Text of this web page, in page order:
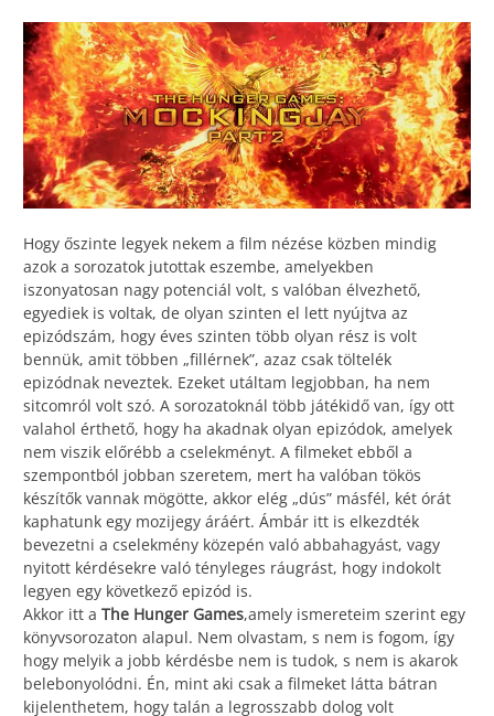
Hogy őszinte legyek nekem a film nézése közben mindig
azok a sorozatok jutottak eszembe, amelyekben
iszonyatosan nagy potenciál volt, s valóban élvezhető,
egyediek is voltak, de olyan szinten el lett nyújtva az
epizódszám, hogy éves szinten több olyan rész is volt
bennük, amit többen „fillérnek”, azaz csak töltelék
epizódnak neveztek. Ezeket utáltam legjobban, ha nem
sitcomról volt szó. A sorozatoknál több játékidő van, így ott
valahol érthető, hogy ha akadnak olyan epizódok, amelyek
nem viszik előrébb a cselekményt. A filmeket ebből a
szempontból jobban szeretem, mert ha valóban tökös
készítők vannak mögötte, akkor elég „dús” másfél, két órát
kaphatunk egy mozijegy áráért. Ámbár itt is elkezdték
bevezetni a cselekmény közepén való abbahagyást, vagy
nyitott kérdésekre való tényleges ráugrást, hogy indokolt
legyen egy következő epizód is.
Akkor itt a The Hunger Games,amely ismereteim szerint egy
könyvsorozaton alapul. Nem olvastam, s nem is fogom, így
hogy melyik a jobb kérdésbe nem is tudok, s nem is akarok
belebonyolódni. Én, mint aki csak a filmeket látta bátran
kijelenthetem, hogy talán a legrosszabb dolog volt